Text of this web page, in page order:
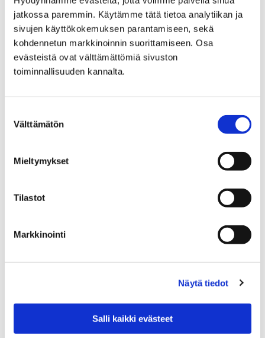
jatkossa paremmin. Käytämme tätä tietoa analytiikan ja
sivujen käyttökokemuksen parantamiseen, sekä
kohdennetun markkinoinnin suorittamiseen. Osa
evästeistä ovat välttämättömiä sivuston
toiminnallisuuden kannalta.
valinta
Välttämätön
Mieltymykset
Tilastot
Markkinointi
Näytä tiedot
Salli kaikki evästeet
Etusivu
Kaupunki ja hallinto
Hankkeet ja verkostot
Hankkeet
Maahanmuuttajien neuvontapiste
Tietopaketti maahanmuuttajille
Opiskelu Porissa
Etusivu Lomatoiminta
Lomatoiminta
Tältä sivulta löydät tietoa Porin kaupungin